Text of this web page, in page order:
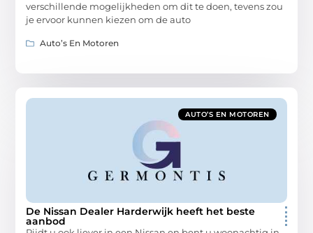
verschillende mogelijkheden om dit te doen, tevens zou
je ervoor kunnen kiezen om de auto
Auto’s En Motoren
AUTO’S EN MOTOREN
De Nissan Dealer Harderwijk heeft het beste
aanbod